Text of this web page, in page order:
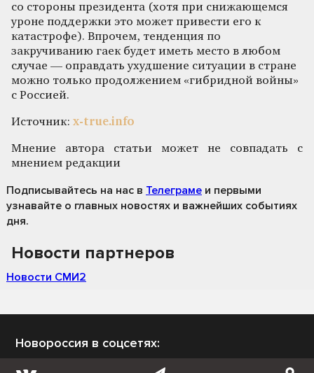
со стороны президента (хотя при снижающемся
уроне поддержки это может привести его к
катастрофе). Впрочем, тенденция по
закручиванию гаек будет иметь место в любом
случае — оправдать ухудшение ситуации в стране
можно только продолжением «гибридной войны»
с Россией.
Источник: x-true.info
Мнение автора статьи может не совпадать с
мнением редакции
Подписывайтесь на нас в Телеграме и первыми
узнавайте о главных новостях и важнейших событиях
дня.
Новости партнеров
Новости СМИ2
Новороссия в соцсетях: